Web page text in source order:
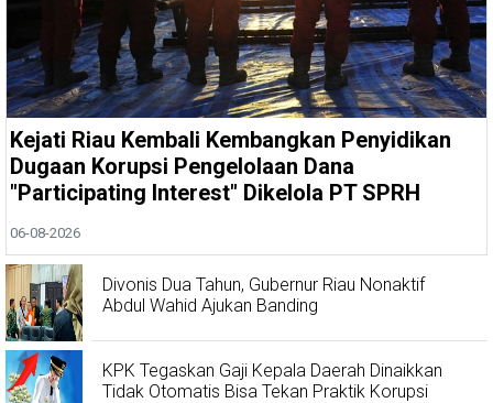
Kejati Riau Kembali Kembangkan Penyidikan
Dugaan Korupsi Pengelolaan Dana
"Participating Interest" Dikelola PT SPRH
06-08-2026
Divonis Dua Tahun, Gubernur Riau Nonaktif
Abdul Wahid Ajukan Banding
KPK Tegaskan Gaji Kepala Daerah Dinaikkan
Tidak Otomatis Bisa Tekan Praktik Korupsi